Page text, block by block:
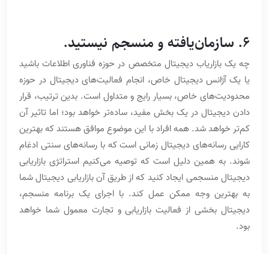
6. سازمان‌یافته و منسجم نیستید.
چه یک بازاریاب دیجیتال متخصص در حوزه فناوری اطلاعات باشید
یا یک آژانس دیجیتال خاص، انجام فعالیت‌های دیجیتال در حوزه
محدودیت‌های خاص، بسیار رایج و متداول است. بدین ترتیب، قرار
دادن دیجیتال در یک بخش مفید، ساده‌تر خواهد بود؛ اما تاثیر آن
کم‌تر خواهد شد. همه افراد با این موضوع موافق هستند که بهترین
کارایی رسانه‌های دیجیتال زمانی است که با رسانه‌های سنتی ادغام
شوند. به همین دلیل است که توصیه می‌کنیم استراتژی بازاریابی
دیجیتال منسجمی ایجاد کنید که از طریق آن بازاریابی دیجیتال شما
به بهترین وجه ممکن عمل کند. با اجرای یک برنامه منسجم،
دیجیتال بخشی از فعالیت بازاریابی و تجارت معمول شما خواهد
بود.